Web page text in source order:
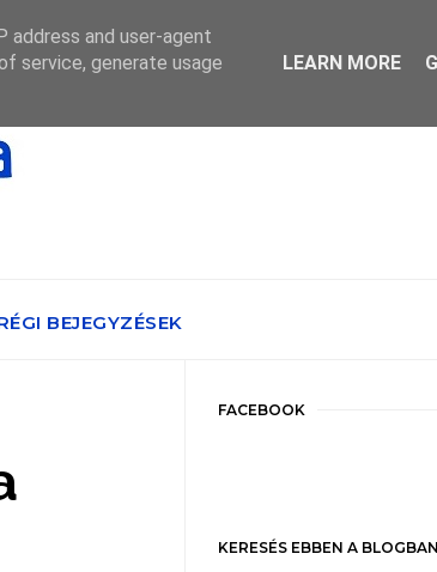
BEJEGYZÉSEK
FACEBOOK
KERESÉS EBBEN A BLOGBAN
address and user-agent
service, generate usage
LEARN MORE